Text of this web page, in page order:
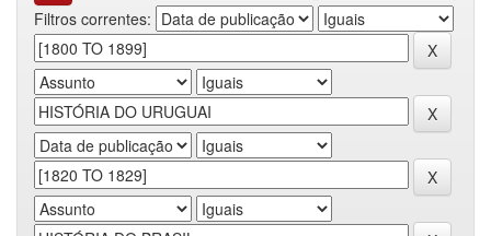
Filtros correntes: